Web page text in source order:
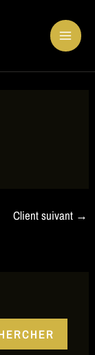
Client suivant →